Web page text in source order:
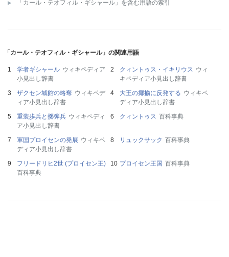
「カール・テオフィル・ギシャール」を含む用語の索引
「カール・テオフィル・ギシャール」の関連用語
学者ギシャール ウィキペディア
小見出し辞書
クィントゥス・イキリウス ウィ
キペディア小見出し辞書
ザクセン城館の略奪 ウィキペデ
ィア小見出し辞書
大王の揶揄に反発する ウィキペ
ディア小見出し辞書
重装歩兵と擲弾兵 ウィキペディ
ア小見出し辞書
クィントゥス 百科事典
軍国プロイセンの発展 ウィキペ
ディア小見出し辞書
リュックサック 百科事典
フリードリヒ2世 (プロイセン王)
百科事典
プロイセン王国 百科事典